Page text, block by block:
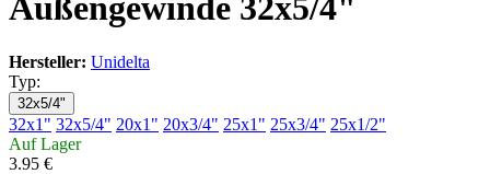
Außengewinde 32x5/4"
Hersteller: Unidelta
Typ:
32x5/4"
32x1" 32x5/4" 20x1" 20x3/4" 25x1" 25x3/4" 25x1/2"
Auf Lager
3.95 €